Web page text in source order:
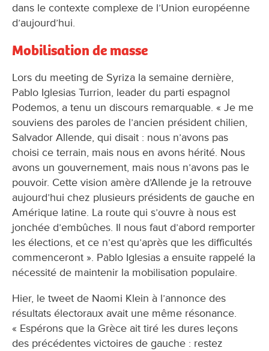
dans le contexte complexe de l’Union européenne
d’aujourd’hui.
Mobilisation de masse
Lors du meeting de Syriza la semaine dernière,
Pablo Iglesias Turrion, leader du parti espagnol
Podemos, a tenu un discours remarquable. « Je me
souviens des paroles de l’ancien président chilien,
Salvador Allende, qui disait : nous n’avons pas
choisi ce terrain, mais nous en avons hérité. Nous
avons un gouvernement, mais nous n’avons pas le
pouvoir. Cette vision amère d’Allende je la retrouve
aujourd’hui chez plusieurs présidents de gauche en
Amérique latine. La route qui s’ouvre à nous est
jonchée d’embûches. Il nous faut d’abord remporter
les élections, et ce n’est qu’après que les difficultés
commenceront ». Pablo Iglesias a ensuite rappelé la
nécessité de maintenir la mobilisation populaire.
Hier, le tweet de Naomi Klein à l’annonce des
résultats électoraux avait une même résonance.
« Espérons que la Grèce ait tiré les dures leçons
des précédentes victoires de gauche : restez